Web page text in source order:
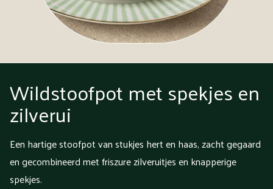
Wildstoofpot met spekjes en
zilverui
Een hartige stoofpot van stukjes hert en haas, zacht gegaard
en gecombineerd met friszure zilveruitjes en knapperige
spekjes.